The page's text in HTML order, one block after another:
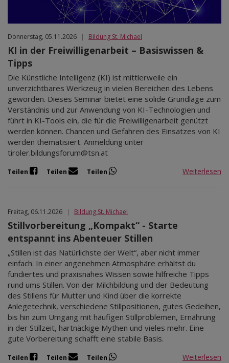
Donnerstag, 05.11.2026 | Bildung St. Michael
KI in der Freiwilligenarbeit – Basiswissen &
Tipps
Die Künstliche Intelligenz (KI) ist mittlerweile ein
unverzichtbares Werkzeug in vielen Bereichen des Lebens
geworden. Dieses Seminar bietet eine solide Grundlage zum
Verständnis und zur Anwendung von KI-Technologien und
führt in KI-Tools ein, die für die Freiwilligenarbeit genützt
werden können. Chancen und Gefahren des Einsatzes von KI
werden thematisiert. Anmeldung unter
tiroler.bildungsforum@tsn.at
Teilen Teilen Teilen Weiterlesen
Freitag, 06.11.2026 | Bildung St. Michael
Stillvorbereitung „Kompakt“ - Starte
entspannt ins Abenteuer Stillen
„Stillen ist das Natürlichste der Welt“, aber nicht immer
einfach. In einer angenehmen Atmosphäre erhältst du
fundiertes und praxisnahes Wissen sowie hilfreiche Tipps
rund ums Stillen. Von der Milchbildung und der Bedeutung
des Stillens für Mutter und Kind über die korrekte
Anlegetechnik, verschiedene Stillpositionen, gutes Gedeihen,
bis hin zum Umgang mit häufigen Stillproblemen, Ernährung
in der Stillzeit, hartnäckige Mythen und vieles mehr. Eine
gute Vorbereitung schafft eine stabile Basis.
Teilen Teilen Teilen Weiterlesen